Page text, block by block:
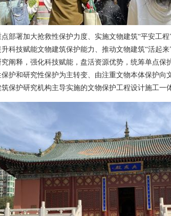
署加大抢救性保护力度、实施文物建筑“平安工程
科技赋能文物建筑保护能力、推动文物建筑“活起
阐释，强化科技赋能，盘活资源优势，统筹单点保
护和研究性保护为主转变、由注重文物本体保护向
保护研究机构主导实施的文物保护工程设计施工一